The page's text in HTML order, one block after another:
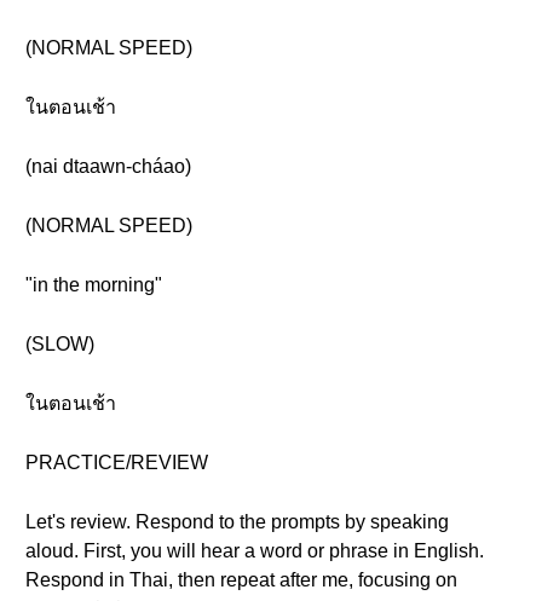
(NORMAL SPEED)
ในตอนเช้า
(nai dtaawn-cháao)
(NORMAL SPEED)
"in the morning"
(SLOW)
ในตอนเช้า
PRACTICE/REVIEW
Let's review. Respond to the prompts by speaking
aloud. First, you will hear a word or phrase in English.
Respond in Thai, then repeat after me, focusing on